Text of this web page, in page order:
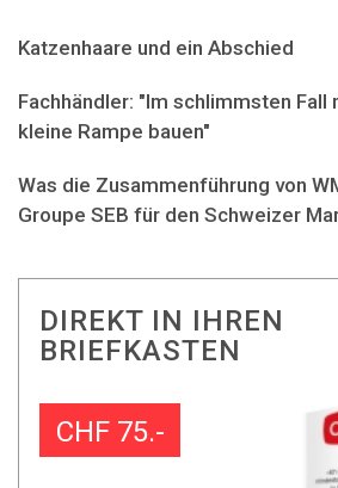
Katzenhaare und ein Abschied
Fachhändler: "Im schlimmsten Fall
kleine Rampe bauen"
Was die Zusammenführung von
Groupe SEB für den Schweizer
DIREKT IN IHREN
BRIEFKASTEN
CHF 75.-